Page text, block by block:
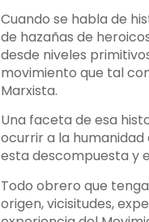
Cuando se habla de
de hazañas de
desde niveles
movimiento que tal
Marxista.
Una faceta de esa
ocurrir a la
esta descompuesta y
Todo obrero que
origen, vicisitudes,